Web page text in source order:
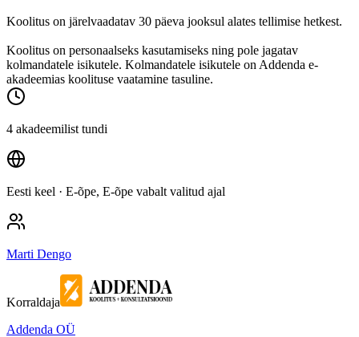
Koolitus on järelvaadatav 30 päeva jooksul alates tellimise hetkest.
Koolitus on personaalseks kasutamiseks ning pole jagatav
kolmandatele isikutele. Kolmandatele isikutele on Addenda e-
akadeemias koolituse vaatamine tasuline.
4 akadeemilist tundi
Eesti keel · E-õpe, E-õpe vabalt valitud ajal
Marti Dengo
Korraldaja
Addenda OÜ